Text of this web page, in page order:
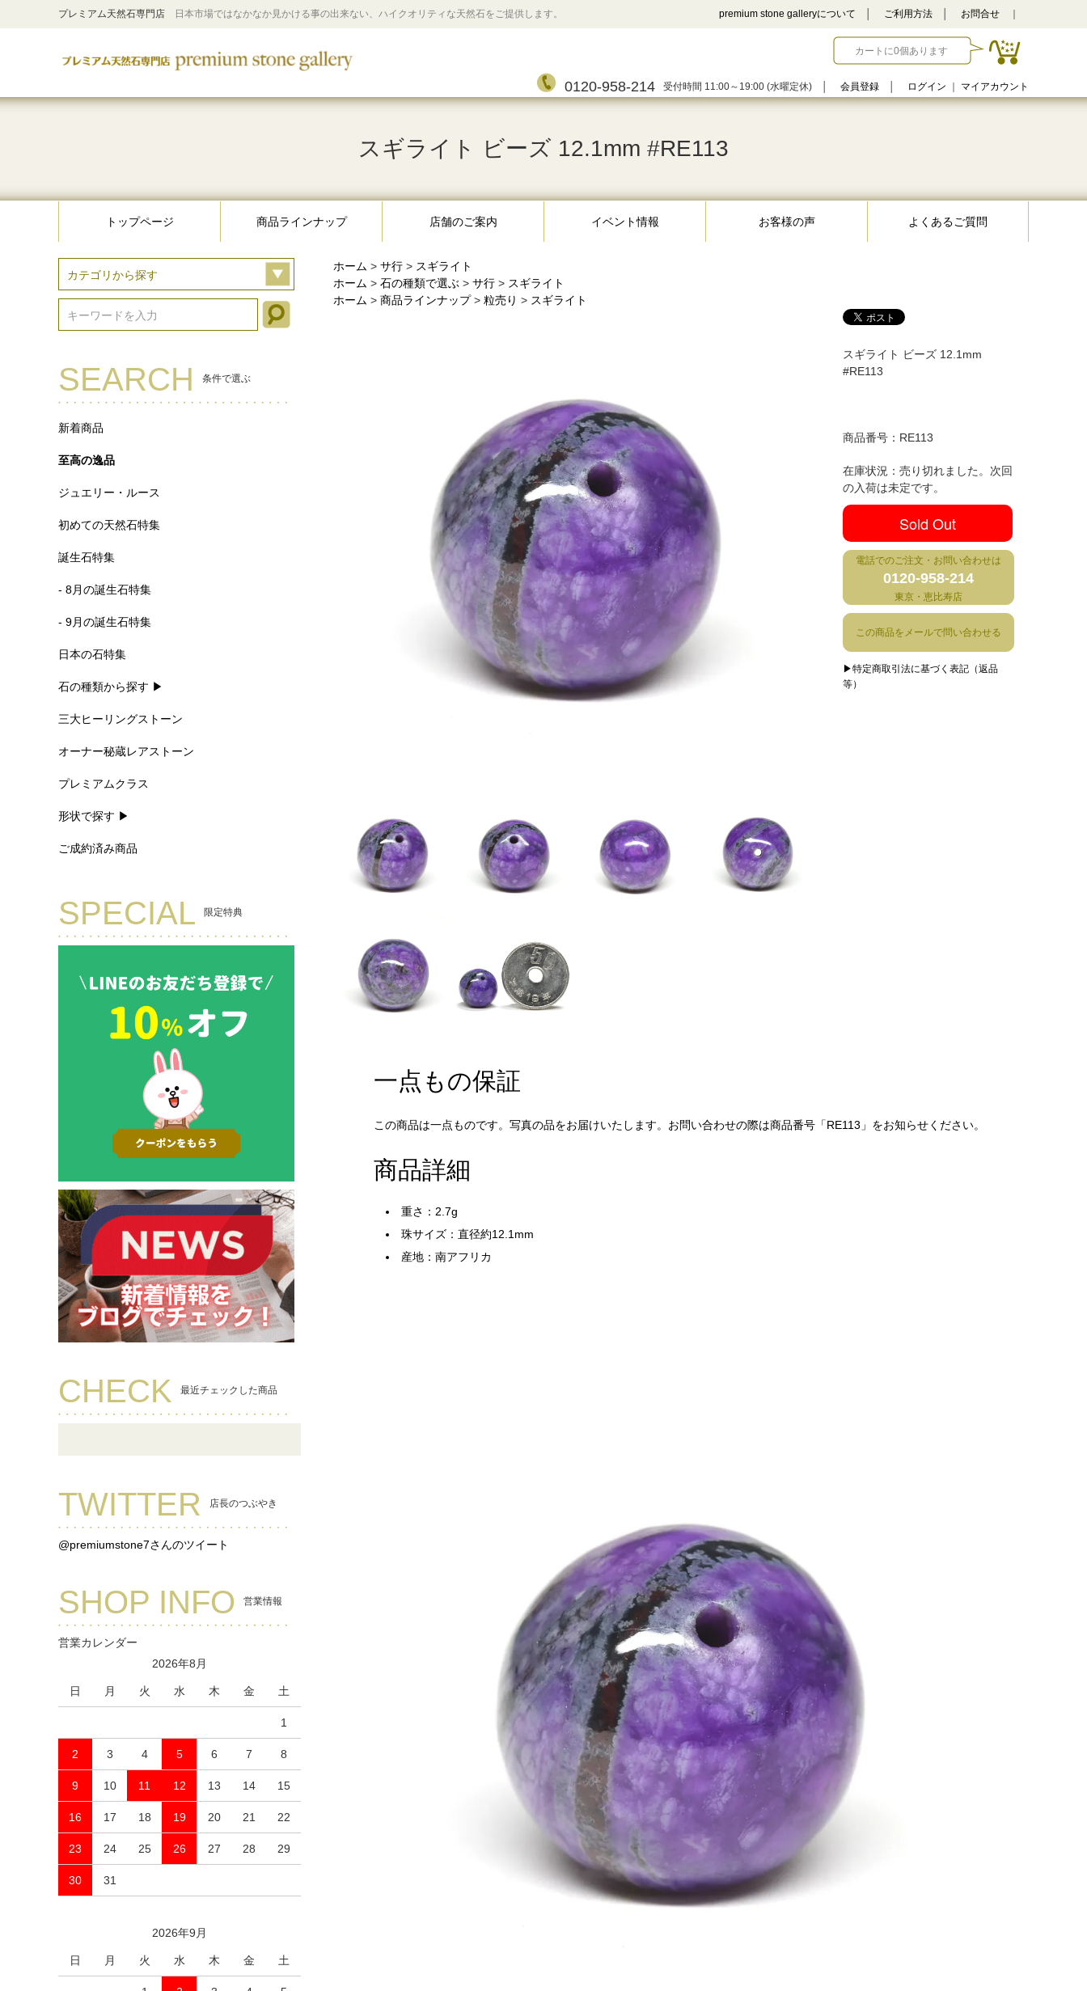
プレミアム天然石専門店 日本市場ではなかなか見かける事の出来ない、ハイクオリティな天然石をご提供します。 premium stone galleryについて ご利用方法 お問合せ
カートに0個あります
0120-958-214 受付時間 11:00～19:00 (水曜定休) 会員登録 ログイン マイアカウント
スギライト ビーズ 12.1mm #RE113
トップページ 商品ラインナップ 店舗のご案内 イベント情報 お客様の声 よくあるご質問
SEARCH 条件で選ぶ
新着商品
至高の逸品
ジュエリー・ルース
初めての天然石特集
誕生石特集
- 8月の誕生石特集
- 9月の誕生石特集
日本の石特集
石の種類から探す ▶
三大ヒーリングストーン
オーナー秘蔵レアストーン
プレミアムクラス
形状で探す ▶
ご成約済み商品
SPECIAL 限定特典
CHECK 最近チェックした商品
TWITTER 店長のつぶやき
@premiumstone7さんのツイート
SHOP INFO 営業情報
営業カレンダー
2026年8月
日 月 火 水 木 金 土
1
2 3 4 5 6 7 8
9 10 11 12 13 14 15
16 17 18 19 20 21 22
23 24 25 26 27 28 29
30 31
2026年9月
日 月 火 水 木 金 土
ホーム > サ行 > スギライト
ホーム > 石の種類で選ぶ > サ行 > スギライト
ホーム > 商品ラインナップ > 粒売り > スギライト
スギライト ビーズ 12.1mm
#RE113
商品番号： RE113
在庫状況：売り切れました。次回
の入荷は未定です。
Sold Out
電話でのご注文・お問い合わせは
0120-958-214
東京・恵比寿店
この商品をメールで問い合わせる
▶特定商取引法に基づく表記（返品
等）
一点もの保証
この商品は一点ものです。写真の品をお届けいたします。お問い合わせの際は商品番号「RE113」をお知らせください。
商品詳細
重さ：2.7g
珠サイズ：直径約12.1mm
産地：南アフリカ